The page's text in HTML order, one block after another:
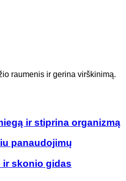
raumenis ir gerina virškinimą.
ir stiprina organizmą
panaudojimų
ir skonio gidas